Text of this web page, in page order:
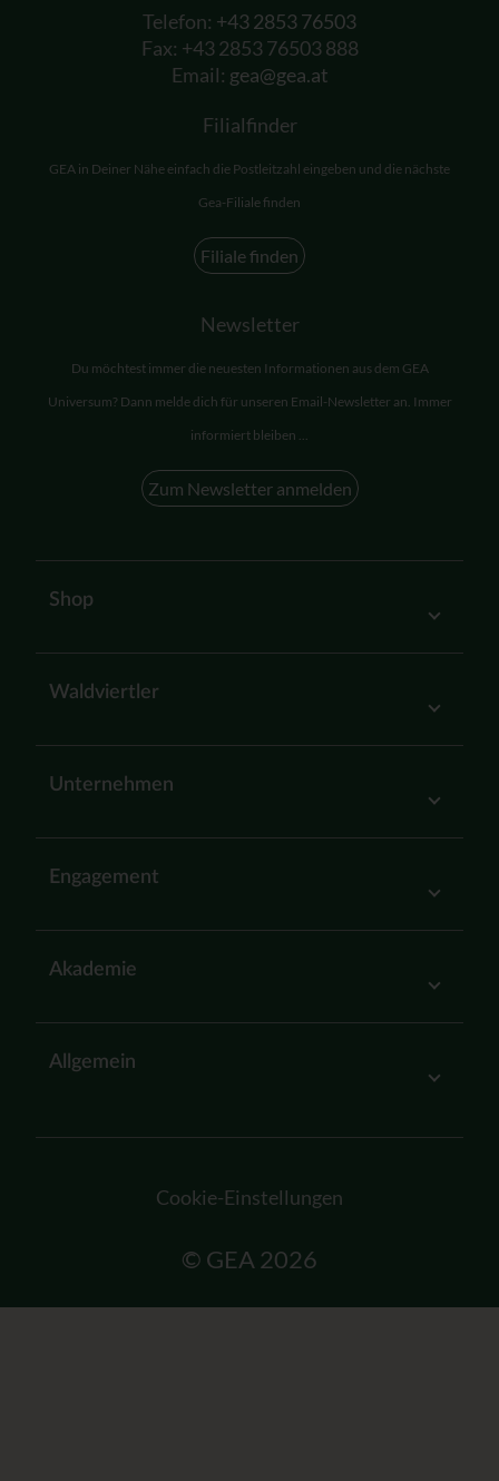
Telefon: +43 2853 76503
Fax: +43 2853 76503 888
Email: gea@gea.at
Filialfinder
GEA in Deiner Nähe einfach die Postleitzahl eingeben und die nächste
Gea-Filiale finden
Filiale finden
Newsletter
Du möchtest immer die neuesten Informationen aus dem GEA
Universum? Dann melde dich für unseren Email-Newsletter an. Immer
informiert bleiben ...
Zum Newsletter anmelden
Shop
Waldviertler
Unternehmen
Engagement
Akademie
Allgemein
© GEA 2026
Cookie-Einstellungen